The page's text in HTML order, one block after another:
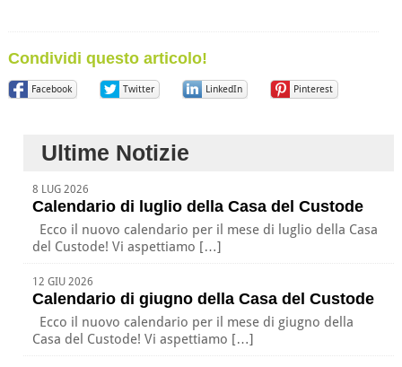
Condividi questo articolo!
Facebook Twitter LinkedIn Pinterest
Ultime Notizie
8 LUG 2026
Calendario di luglio della Casa del Custode
Ecco il nuovo calendario per il mese di luglio della Casa
del Custode! Vi aspettiamo […]
12 GIU 2026
Calendario di giugno della Casa del Custode
Ecco il nuovo calendario per il mese di giugno della
Casa del Custode! Vi aspettiamo […]